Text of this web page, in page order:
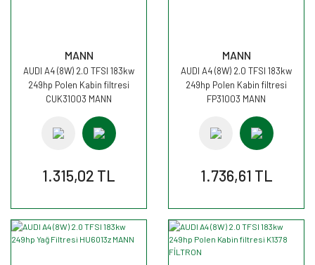
MANN
AUDI A4 (8W) 2.0 TFSI 183kw
249hp Polen Kabin filtresi
CUK31003 MANN
1.315,02 TL
MANN
AUDI A4 (8W) 2.0 TFSI 183kw
249hp Polen Kabin filtresi
FP31003 MANN
1.736,61 TL